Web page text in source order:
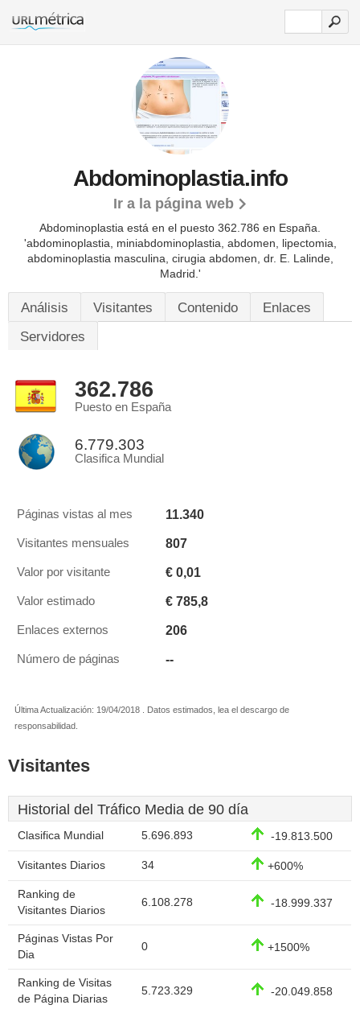
Abdominoplastia.info
Ir a la página web
Abdominoplastia está en el puesto 362.786 en España.
'abdominoplastia, miniabdominoplastia, abdomen, lipectomia,
abdominoplastia masculina, cirugia abdomen, dr. E. Lalinde,
Madrid.'
Análisis Visitantes Contenido
Enlaces
Servidores
362.786
Puesto en España
6.779.303
Clasifica Mundial
Páginas vistas al mes 11.340
Visitantes mensuales 807
Valor por visitante € 0,01
Valor estimado € 785,8
Enlaces externos 206
Número de páginas --
Última Actualización: 19/04/2018 . Datos estimados, lea el descargo de
responsabilidad.
Visitantes
Historial del Tráfico Media de 90 día
Clasifica Mundial 5.696.893 -19.813.500
Visitantes Diarios 34 +600%
Ranking de
Visitantes Diarios
6.108.278 -18.999.337
Páginas Vistas Por
Dia
0 +1500%
Ranking de Visitas
de Página Diarias
5.723.329 -20.049.858